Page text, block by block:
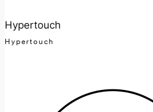
Hypertouch
Hypertouch